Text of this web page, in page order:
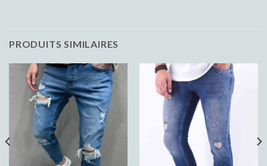
PRODUITS SIMILAIRES